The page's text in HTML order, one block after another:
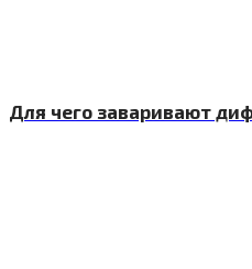
Для чего заваривают